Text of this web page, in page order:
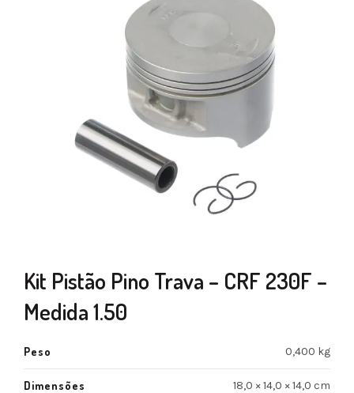
Kit Pistão Pino Trava – CRF 230F –
Medida 1.50
Peso 0,400 kg
Dimensões 18,0 × 14,0 × 14,0 cm